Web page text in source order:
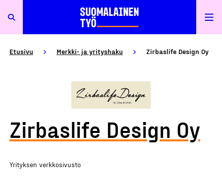
Etusivu Merkki- ja yrityshaku Zirbaslife Design Oy
Zirbaslife Design Oy
Yrityksen verkkosivusto